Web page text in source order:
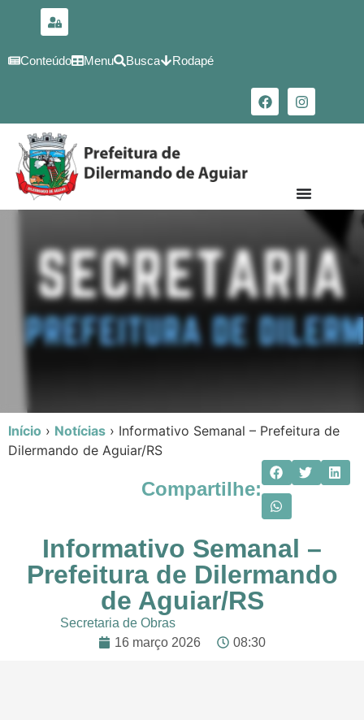
conteúdo
Conteúdo Menu Busca Rodapé
Início › Notícias › Informativo Semanal – Prefeitura de
Dilermando de Aguiar/RS
Compartilhe:
Informativo Semanal –
Prefeitura de Dilermando
de Aguiar/RS
Secretaria de Obras
16 março 2026
08:30